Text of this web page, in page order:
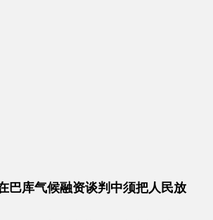
巴库气候融资谈判中须把人民放